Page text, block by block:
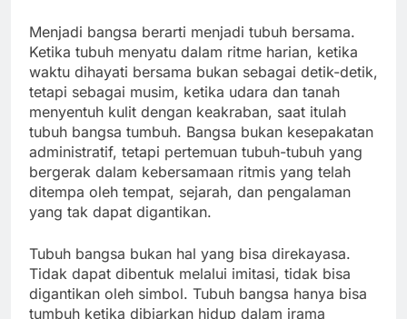
Menjadi bangsa berarti menjadi tubuh bersama.
Ketika tubuh menyatu dalam ritme harian, ketika
waktu dihayati bersama bukan sebagai detik-detik,
tetapi sebagai musim, ketika udara dan tanah
menyentuh kulit dengan keakraban, saat itulah
tubuh bangsa tumbuh. Bangsa bukan kesepakatan
administratif, tetapi pertemuan tubuh-tubuh yang
bergerak dalam kebersamaan ritmis yang telah
ditempa oleh tempat, sejarah, dan pengalaman
yang tak dapat digantikan.
Tubuh bangsa bukan hal yang bisa direkayasa.
Tidak dapat dibentuk melalui imitasi, tidak bisa
digantikan oleh simbol. Tubuh bangsa hanya bisa
tumbuh ketika dibiarkan hidup dalam irama